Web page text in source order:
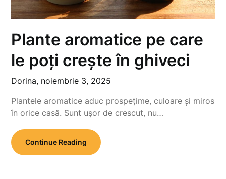
Plante aromatice pe care
le poți crește în ghiveci
Dorina, noiembrie 3, 2025
Plantele aromatice aduc prospețime, culoare și miros
în orice casă. Sunt ușor de crescut, nu…
Continue Reading